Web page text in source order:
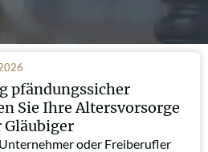
pfändungssicher
Sie Ihre Altersvorsorge
oder Freiberufler